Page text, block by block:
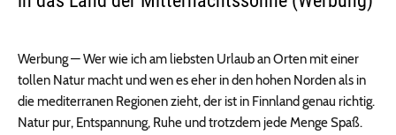
Werbung — Wer wie ich am liebsten Urlaub an Orten mit einer
tollen Natur macht und wen es eher in den hohen Norden als in
die mediterranen Regionen zieht, der ist in Finnland genau richtig.
Natur pur, Entspannung, Ruhe und trotzdem jede Menge Spaß.